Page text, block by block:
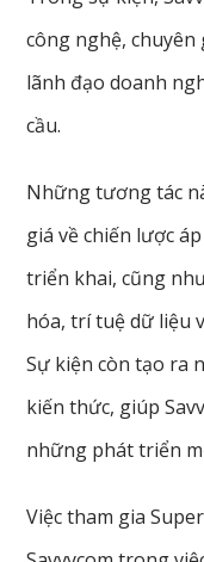
công nghệ,
lãnh đạo doanh
cầu.
Những tương tác
giá về chiến lược
triển khai, cũng
hóa, trí tuệ dữ liệu
Sự kiện còn tạo ra
kiến thức, giúp
những phát triển
Việc tham gia